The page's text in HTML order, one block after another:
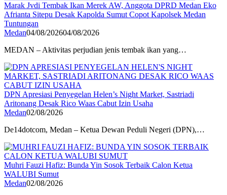
Marak Jvdi Tembak Ikan Merek AW, Anggota DPRD Medan Eko
Afrianta Sitepu Desak Kapolda Sumut Copot Kapolsek Medan
Tuntungan
Medan04/08/202604/08/2026
MEDAN – Aktivitas perjudian jenis tembak ikan yang…
DPN Apresiasi Penyegelan Helen’s Night Market, Sastriadi
Aritonang Desak Rico Waas Cabut Izin Usaha
Medan02/08/2026
De14dotcom, Medan – Ketua Dewan Peduli Negeri (DPN),…
Muhri Fauzi Hafiz: Bunda Yin Sosok Terbaik Calon Ketua
WALUBI Sumut
Medan02/08/2026